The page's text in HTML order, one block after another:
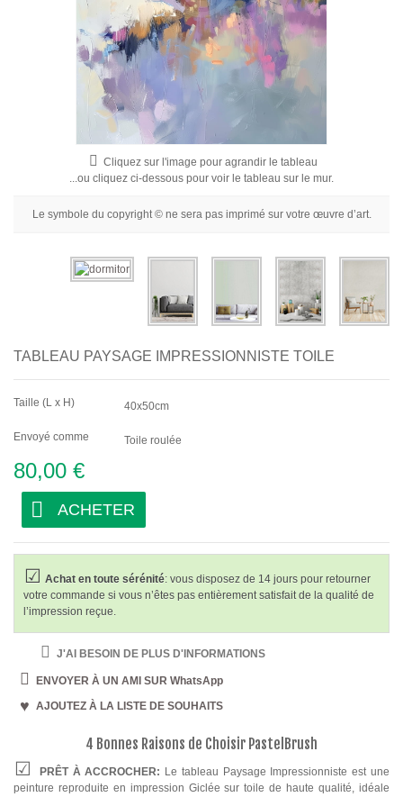
Cliquez sur l'image pour agrandir le tableau
...ou cliquez ci-dessous pour voir le tableau sur le mur.
Le symbole du copyright © ne sera pas imprimé sur votre œuvre d’art.
TABLEAU PAYSAGE IMPRESSIONNISTE TOILE
Taille (L x H) 40x50cm
Envoyé comme Toile roulée
80,00 €
ACHETER
Achat en toute sérénité: vous disposez de 14 jours pour retourner
votre commande si vous n’êtes pas entièrement satisfait de la qualité de
l’impression reçue.
J'AI BESOIN DE PLUS D'INFORMATIONS
ENVOYER À UN AMI SUR WhatsApp
AJOUTEZ À LA LISTE DE SOUHAITS
4 Bonnes Raisons de Choisir PastelBrush
PRÊT À ACCROCHER: Le tableau Paysage Impressionniste est une
peinture reproduite en impression Giclée sur toile de haute qualité, idéale